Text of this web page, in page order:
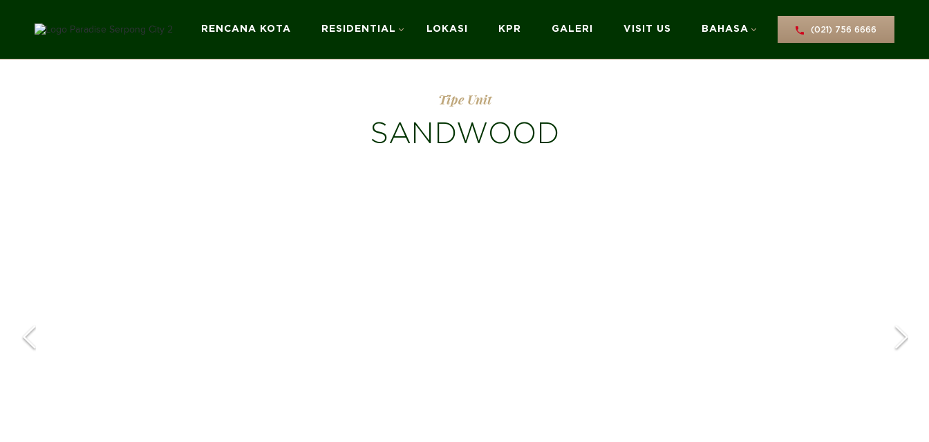
RENCANA KOTA RESIDENTIAL LOKASI KPR GALERI VISIT US BAHASA (021) 756 6666
Tipe Unit
SANDWOOD